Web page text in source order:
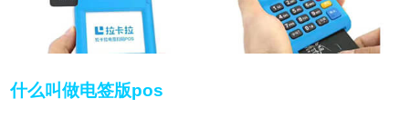
什么叫做电签版pos